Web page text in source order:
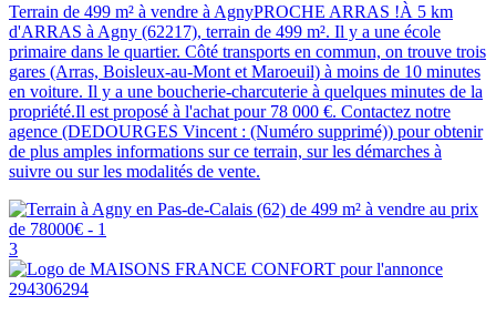
Terrain de 499 m² à vendre à AgnyPROCHE ARRAS !À 5 km
d'ARRAS à Agny (62217), terrain de 499 m². Il y a une école
primaire dans le quartier. Côté transports en commun, on trouve trois
gares (Arras, Boisleux-au-Mont et Maroeuil) à moins de 10 minutes
en voiture. Il y a une boucherie-charcuterie à quelques minutes de la
propriété.Il est proposé à l'achat pour 78 000 €. Contactez notre
agence (DEDOURGES Vincent : (Numéro supprimé)) pour obtenir
de plus amples informations sur ce terrain, sur les démarches à
suivre ou sur les modalités de vente.
3